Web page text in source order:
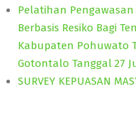
Pelatihan
Berbasis Resiko Bagi
Kabupaten Pohuwato
Gotontalo Tanggal 27
SURVEY KEPUASAN